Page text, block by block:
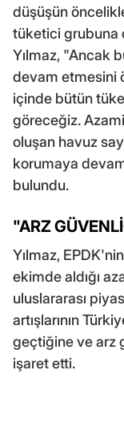
düşüşün
tüketici grubuna
Yılmaz, "Ancak
devam etmesini
içinde bütün
göreceğiz.
oluşan havuz
korumaya
bulundu.
"ARZ
Yılmaz,
ekimde aldığı
uluslararası
artışlarının
geçtiğine ve arz
işaret etti.